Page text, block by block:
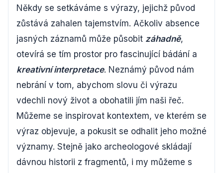
Někdy se setkáváme s výrazy, jejichž původ
zůstává zahalen tajemstvím. Ačkoliv absence
jasných záznamů může působit záhadně,
otevírá se tím prostor pro fascinující bádání a
kreativní interpretace. Neznámý původ nám
nebrání v tom, abychom slovu či výrazu
vdechli nový život a obohatili jím naši řeč.
Můžeme se inspirovat kontextem, ve kterém se
výraz objevuje, a pokusit se odhalit jeho možné
významy. Stejně jako archeologové skládají
dávnou historii z fragmentů, i my můžeme s